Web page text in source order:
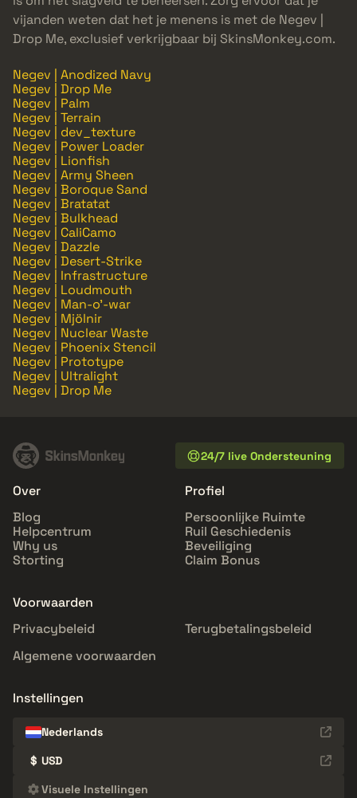
vijanden weten dat het je menens is met de Negev |
Drop Me, exclusief verkrijgbaar bij SkinsMonkey.com.
Negev | Anodized Navy
Negev | Drop Me
Negev | Palm
Negev | Terrain
Negev | dev_texture
Negev | Power Loader
Negev | Lionfish
Negev | Army Sheen
Negev | Boroque Sand
Negev | Bratatat
Negev | Bulkhead
Negev | CaliCamo
Negev | Dazzle
Negev | Desert-Strike
Negev | Infrastructure
Negev | Loudmouth
Negev | Man-o'-war
Negev | Mjölnir
Negev | Nuclear Waste
Negev | Phoenix Stencil
Negev | Prototype
Negev | Ultralight
Negev | Drop Me
24/7 live Ondersteuning
Over
Blog
Helpcentrum
Why us
Storting
Profiel
Persoonlijke Ruimte
Ruil Geschiedenis
Beveiliging
Claim Bonus
Voorwaarden
Privacybeleid
Terugbetalingsbeleid
Algemene voorwaarden
Instellingen
Nederlands
$ USD
Visuele Instellingen